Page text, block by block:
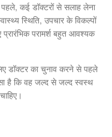
कई डॉक्टरों से सलाह लेना
स्थिति, उपचार के विकल्पों
परामर्श बहुत आवश्यक
डॉक्टर का चुनाव करने से पहले
है कि वह जल्द से जल्द स्वस्थ